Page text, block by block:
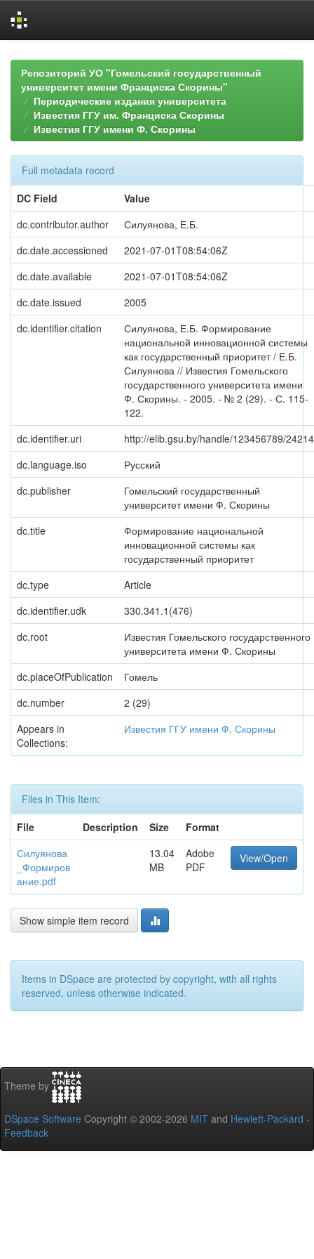
navigationРепозиторий УО "Гомельский государственный
университет имени Франциска Скорины"
Периодические издания университета
Известия ГГУ им. Франциска Скорины
Известия ГГУ имени Ф. Скорины
Full metadata record
DC Field
Value
dc.contributor.author
Силуянова, Е.Б.
dc.date.accessioned
2021-07-01T08:54:06Z
dc.date.available
2021-07-01T08:54:06Z
dc.date.issued
2005
dc.identifier.citation
Силуянова, Е.Б. Формирование
национальной инновационной системы
как государственный приоритет / Е.Б.
Силуянова // Известия Гомельского
государственного университета имени
Ф. Скорины. - 2005. - № 2 (29). - С. 115-
122.
dc.identifier.uri
http://elib.gsu.by/handle/123456789/24214
dc.language.iso
Русский
dc.publisher
Гомельский государственный
университет имени Ф. Скорины
dc.title
Формирование национальной
инновационной системы как
государственный приоритет
dc.type
Article
dc.identifier.udk
330.341.1(476)
dc.root
Известия Гомельского государственного
университета имени Ф. Скорины
dc.placeOfPublication
Гомель
dc.number
2 (29)
Appears in
Collections:
Известия ГГУ имени Ф. Скорины
Files in This Item:
File
Description Size
Format
Силуянова
_Формиров
ание.pdf
13.04
MB
Adobe
PDF
View/Open
Show simple item record
Items in DSpace are protected by copyright, with all rights
reserved, unless otherwise indicated.
Theme by
DSpace Software Copyright © 2002-2026 MIT and Hewlett-Packard -
Feedback